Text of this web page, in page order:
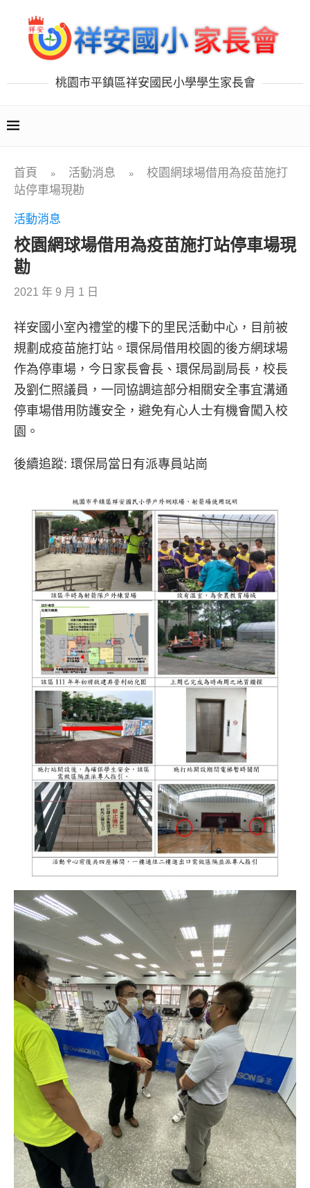
桃園市平鎮區祥安國民小學學生家長會
首頁 » 活動消息 »
校園網球場借用為疫苗施打
站停車場現勘
活動消息
校園網球場借用為疫苗施打站停車場現
勘
2021 年 9 月 1 日
祥安國小室內禮堂的樓下的里民活動中心，目前被
規劃成疫苗施打站。環保局借用校園的後方網球場
作為停車場，今日家長會長、環保局副局長，校長
及劉仁照議員，一同協調這部分相關安全事宜溝通
停車場借用防護安全，避免有心人士有機會闖入校
園。
後續追蹤: 環保局當日有派專員站崗